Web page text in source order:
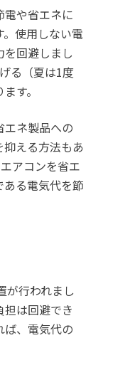
電や省エネに
使用しない電
回避しまし
る（夏は1度
す。
エネ製品への
える方法もあ
アコンを省エ
る電気代を節
が行われまし
は回避でき
ば、電気代の